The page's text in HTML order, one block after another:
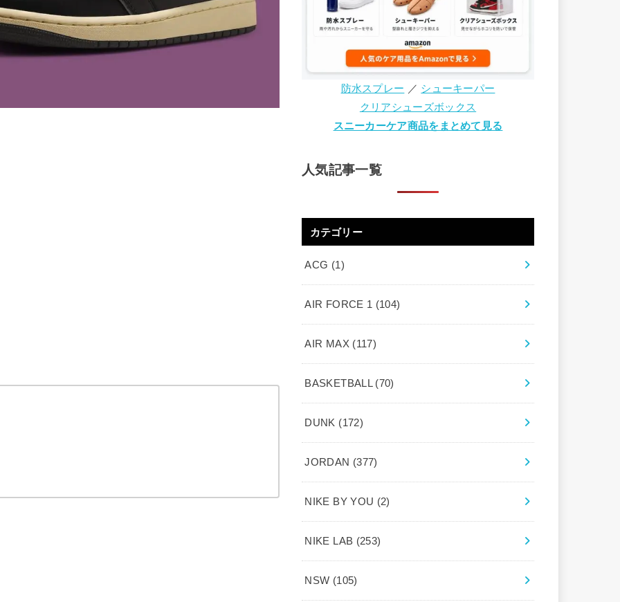
防水スプレー ／ シューキーパー
クリアシューズボックス
スニーカーケア商品をまとめて見る
人気記事一覧
カテゴリー
ACG (1)
AIR FORCE 1 (104)
AIR MAX (117)
BASKETBALL (70)
DUNK (172)
JORDAN (377)
NIKE BY YOU (2)
NIKE LAB (253)
NSW (105)